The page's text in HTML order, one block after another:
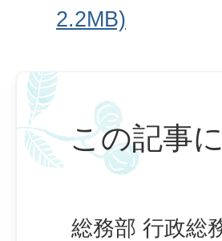
2.2MB)
この記事
総務部 行政総